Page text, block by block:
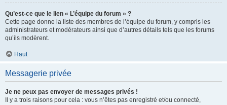
Qu’est-ce que le lien « L’équipe du forum » ?
Cette page donne la liste des membres de l’équipe du forum, y compris les
administrateurs et modérateurs ainsi que d’autres détails tels que les forums
qu’ils modèrent.
Haut
Messagerie privée
Je ne peux pas envoyer de messages privés !
Il y a trois raisons pour cela : vous n’êtes pas enregistré et/ou connecté,